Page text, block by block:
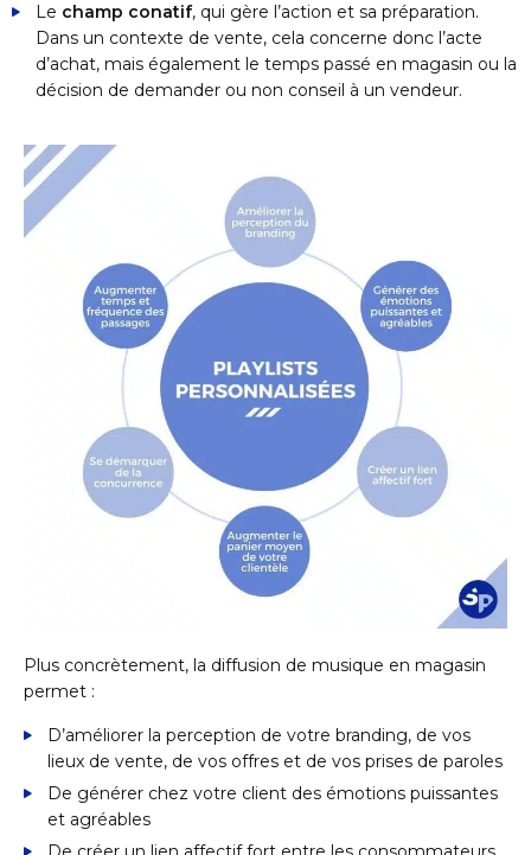
Le champ conatif, qui gère l’action et sa préparation.
Dans un contexte de vente, cela concerne donc l’acte
d’achat, mais également le temps passé en magasin ou la
décision de demander ou non conseil à un vendeur.
Plus concrètement, la diffusion de musique en magasin
permet :
D’améliorer la perception de votre branding, de vos
lieux de vente, de vos offres et de vos prises de paroles
De générer chez votre client des émotions puissantes
et agréables